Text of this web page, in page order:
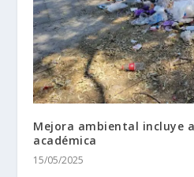
Mejora ambiental incluye
académica
15/05/2025